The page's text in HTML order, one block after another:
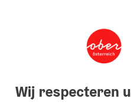
Wij respecteren